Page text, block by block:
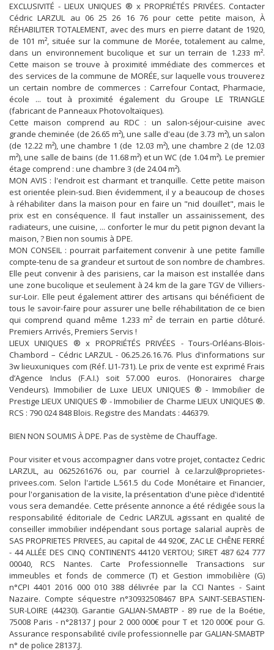
EXCLUSIVITÉ - LIEUX UNIQUES ® x PROPRIÉTÉS PRIVÉES. Contacter
Cédric LARZUL au 06 25 26 16 76 pour cette petite maison, À
RÉHABILITER TOTALEMENT, avec des murs en pierre datant de 1920,
de 101 m², située sur la commune de Morée, totalement au calme,
dans un environnement bucolique et sur un terrain de 1.233 m².
Cette maison se trouve à proximité immédiate des commerces et
des services de la commune de MORÉE, sur laquelle vous trouverez
un certain nombre de commerces : Carrefour Contact, Pharmacie,
école ... tout à proximité également du Groupe LE TRIANGLE
(fabricant de Panneaux Photovoltaïques).
Cette maison comprend au RDC : un salon-séjour-cuisine avec
grande cheminée (de 26.65 m²), une salle d'eau (de 3.73 m²), un salon
(de 12.22 m²), une chambre 1 (de 12.03 m²), une chambre 2 (de 12.03
m²), une salle de bains (de 11.68 m²) et un WC (de 1.04 m²). Le premier
étage comprend : une chambre 3 (de 24.04 m²).
MON AVIS : l'endroit est charmant et tranquille. Cette petite maison
est orientée plein-sud. Bien évidemment, il y a beaucoup de choses
à réhabiliter dans la maison pour en faire un "nid douillet", mais le
prix est en conséquence. Il faut installer un assainissement, des
radiateurs, une cuisine, ... conforter le mur du petit pignon devant la
maison, ? Bien non soumis à DPE.
MON CONSEIL : pourrait parfaitement convenir à une petite famille
compte-tenu de sa grandeur et surtout de son nombre de chambres.
Elle peut convenir à des parisiens, car la maison est installée dans
une zone bucolique et seulement à 24 km de la gare TGV de Villiers-
sur-Loir. Elle peut également attirer des artisans qui bénéficient de
tous le savoir-faire pour assurer une belle réhabilitation de ce bien
qui comprend quand même 1.233 m² de terrain en partie clôturé.
Premiers Arrivés, Premiers Servis !
LIEUX UNIQUES ® x PROPRIÉTÉS PRIVÉES - Tours-Orléans-Blois-
Chambord – Cédric LARZUL - 06.25.26.16.76. Plus d'informations sur
3w lieuxuniques com (Réf. LI1-731). Le prix de vente est exprimé Frais
d’Agence Inclus (F.A.I.) soit 57.000 euros. (Honoraires charge
Vendeurs). Immobilier de Luxe LIEUX UNIQUES ® - Immobilier de
Prestige LIEUX UNIQUES ® - Immobilier de Charme LIEUX UNIQUES ®.
RCS : 790 024 848 Blois. Registre des Mandats : 446379.
BIEN NON SOUMIS À DPE. Pas de système de Chauffage.
Pour visiter et vous accompagner dans votre projet, contactez Cedric
LARZUL, au 0625261676 ou, par courriel à ce.larzul@proprietes-
privees.com. Selon l'article L.561.5 du Code Monétaire et Financier,
pour l'organisation de la visite, la présentation d'une pièce d'identité
vous sera demandée. Cette présente annonce a été rédigée sous la
responsabilité éditoriale de Cedric LARZUL agissant en qualité de
conseiller immobilier indépendant sous portage salarial auprès de
SAS PROPRIETES PRIVEES, au capital de 44 920€, ZAC LE CHÊNE FERRÉ
- 44 ALLÉE DES CINQ CONTINENTS 44120 VERTOU; SIRET 487 624 777
00040, RCS Nantes. Carte Professionnelle Transactions sur
immeubles et fonds de commerce (T) et Gestion immobilière (G)
n°CPI 4401 2016 000 010 388 délivrée par la CCI Nantes - Saint
Nazaire. Compte séquestre n°30932508467 BPA SAINT-SEBASTIEN-
SUR-LOIRE (44230). Garantie GALIAN-SMABTP - 89 rue de la Boétie,
75008 Paris - n°28137 J pour 2 000 000€ pour T et 120 000€ pour G.
Assurance responsabilité civile professionnelle par GALIAN-SMABTP
n° de police 28137.J.